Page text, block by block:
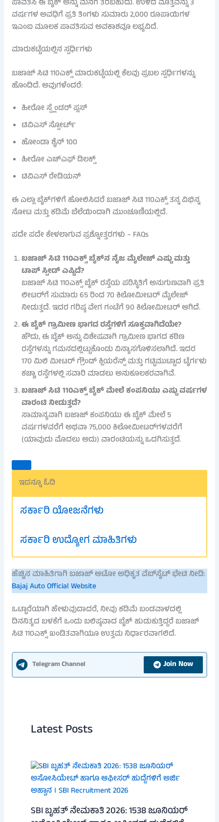
ಪಾವತಿಸಿ ಈ ಬೈಕ್ ಅನ್ನು ಮನೆಗೆ ತರಬಹುದು. ಉಳಿದ ಮೊತ್ತವನ್ನು 3
ವರ್ಷಗಳ ಅವಧಿಗೆ ಪ್ರತಿ ತಿಂಗಳು ಸುಮಾರು 2,000 ರೂಪಾಯಿಗಳ
ಇಎಂಐ ಮೂಲಕ ಪಾವತಿಸುವ ಅವಕಾಶವೂ ಲಭ್ಯವಿದೆ.
ಮಾರುಕಟ್ಟೆಯಲ್ಲಿನ ಸ್ಪರ್ಧಿಗಳು
ಬಜಾಜ್ ಸಿಟಿ 110ಎಕ್ಸ್ ಮಾರುಕಟ್ಟೆಯಲ್ಲಿ ಕೆಲವು ಪ್ರಬಲ ಸ್ಪರ್ಧಿಗಳನ್ನು
ಹೊಂದಿದೆ. ಅವುಗಳೆಂದರೆ:
ಹೀರೋ ಸ್ಪ್ಲೆಂಡರ್ ಪ್ಲಸ್
ಟಿವಿಎಸ್ ಸ್ಪೋರ್ಟ್
ಹೋಂಡಾ ಶೈನ್ 100
ಹೀರೋ ಎಚ್‌ಎಫ್ ಡಿಲಕ್ಸ್
ಟಿವಿಎಸ್ ರೇಡಿಯನ್
ಈ ಎಲ್ಲಾ ಬೈಕ್‌ಗಳಿಗೆ ಹೋಲಿಸಿದರೆ ಬಜಾಜ್ ಸಿಟಿ 110ಎಕ್ಸ್ ತನ್ನ ವಿಭಿನ್ನ
ನೋಟ ಮತ್ತು ಕಡಿಮೆ ಬೆಲೆಯಿಂದಾಗಿ ಮುಂಚೂಣಿಯಲ್ಲಿದೆ.
ಪದೇ ಪದೇ ಕೇಳಲಾಗುವ ಪ್ರಶ್ನೋತ್ತರಗಳು – FAQs
ಬಜಾಜ್ ಸಿಟಿ 110ಎಕ್ಸ್ ಬೈಕ್‌ನ ನೈಜ ಮೈಲೇಜ್ ಎಷ್ಟು ಮತ್ತು
ಟಾಪ್ ಸ್ಪೀಡ್ ಎಷ್ಟಿದೆ?
ಬಜಾಜ್ ಸಿಟಿ 110ಎಕ್ಸ್ ಬೈಕ್ ರಸ್ತೆಯ ಪರಿಸ್ಥಿತಿಗೆ ಅನುಗುಣವಾಗಿ ಪ್ರತಿ
ಲೀಟರ್‌ಗೆ ಸುಮಾರು 65 ರಿಂದ 70 ಕಿಲೋಮೀಟರ್ ಮೈಲೇಜ್
ನೀಡುತ್ತದೆ. ಇದರ ಗರಿಷ್ಠ ವೇಗ ಗಂಟೆಗೆ 90 ಕಿಲೋಮೀಟರ್ ಆಗಿದೆ.
ಈ ಬೈಕ್ ಗ್ರಾಮೀಣ ಭಾಗದ ರಸ್ತೆಗಳಿಗೆ ಸೂಕ್ತವಾಗಿದೆಯೇ?
ಹೌದು, ಈ ಬೈಕ್ ಅನ್ನು ವಿಶೇಷವಾಗಿ ಗ್ರಾಮೀಣ ಭಾಗದ ಕಠಿಣ
ರಸ್ತೆಗಳನ್ನು ಗಮನದಲ್ಲಿಟ್ಟುಕೊಂಡು ವಿನ್ಯಾಸಗೊಳಿಸಲಾಗಿದೆ. ಇದರ
170 ಮಿಲಿ ಮೀಟರ್ ಗ್ರೌಂಡ್ ಕ್ಲಿಯರೆನ್ಸ್ ಮತ್ತು ಗಟ್ಟಿಮುಟ್ಟಾದ ಟೈರ್ಗಳು
ಕಚ್ಚಾ ರಸ್ತೆಗಳಲ್ಲಿ ಸವಾರಿ ಮಾಡಲು ಅನುಕೂಲಕರವಾಗಿವೆ.
ಬಜಾಜ್ ಸಿಟಿ 110ಎಕ್ಸ್ ಬೈಕ್ ಮೇಲೆ ಕಂಪನಿಯು ಎಷ್ಟು ವರ್ಷಗಳ
ವಾರಂಟಿ ನೀಡುತ್ತದೆ?
ಸಾಮಾನ್ಯವಾಗಿ ಬಜಾಜ್ ಕಂಪನಿಯು ಈ ಬೈಕ್ ಮೇಲೆ 5
ವರ್ಷಗಳವರೆಗೆ ಅಥವಾ 75,000 ಕಿಲೋಮೀಟರ್‌ಗಳವರೆಗೆ
(ಯಾವುದು ಮೊದಲು ಅದು) ವಾರಂಟಿಯನ್ನು ಒದಗಿಸುತ್ತದೆ.
ಇದನ್ನೂ ಓದಿ
ಸರ್ಕಾರಿ ಯೋಜನೆಗಳು
ಸರ್ಕಾರಿ ಉದ್ಯೋಗ ಮಾಹಿತಿಗಳು
ಹೆಚ್ಚಿನ ಮಾಹಿತಿಗಾಗಿ ಬಜಾಜ್ ಆಟೋ ಅಧಿಕೃತ ವೆಬ್‌ಸೈಟ್ ಭೇಟಿ ನೀಡಿ:
Bajaj Auto Official Website
ಒಟ್ಟಾರೆಯಾಗಿ ಹೇಳುವುದಾದರೆ, ನೀವು ಕಡಿಮೆ ಬಂಡವಾಳದಲ್ಲಿ
ದಿನನಿತ್ಯದ ಬಳಕೆಗೆ ಒಂದು ಬಲಿಷ್ಠವಾದ ಬೈಕ್ ಹುಡುಕುತ್ತಿದ್ದರೆ ಬಜಾಜ್
ಸಿಟಿ 110ಎಕ್ಸ್ ಖಂಡಿತವಾಗಿಯೂ ಉತ್ತಮ ನಿರ್ಧಾರವಾಗಲಿದೆ.
Telegram Channel Join Now
Latest Posts
SBI ಬೃಹತ್ ನೇಮಕಾತಿ 2026: 1538 ಜೂನಿಯರ್